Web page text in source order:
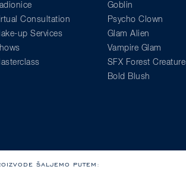
Consultation
up Services
Goblin
Psycho Clown
Glam Alien
Vampire Glam
SFX Forest Creature
Bold Blush
ŠALJEMO PUTEM: